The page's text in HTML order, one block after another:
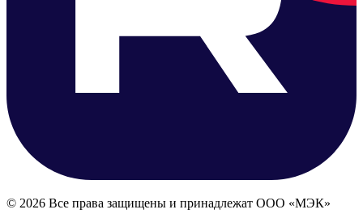
© 2026 Все права защищены и принадлежат ООО «МЭК»